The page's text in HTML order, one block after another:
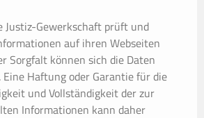
Justiz-Gewerkschaft prüft und
auf ihren Webseiten
Sorgfalt können sich die Daten
Haftung oder Garantie für die
und Vollständigkeit der zur
Informationen kann daher